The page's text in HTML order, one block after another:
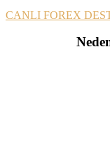
CANLI FOREX